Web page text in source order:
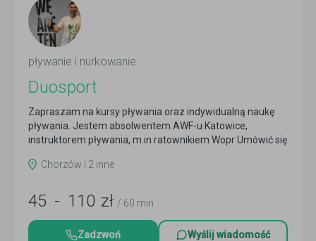
pływanie i nurkowanie
Duosport
Zapraszam na kursy pływania oraz indywidualną naukę
pływania. Jestem absolwentem AWF-u Katowice,
instruktorem pływania, m.in ratownikiem Wopr Umówić się
Chorzów i 2 inne
45 - 110 zł / 60 min
Zadzwoń Wyślij wiadomość